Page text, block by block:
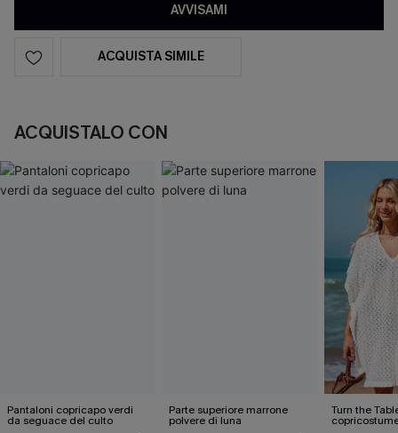
AVVISAMI
ACQUISTA SIMILE
ACQUISTALO CON
Pantaloni copricapo verdi
da seguace del culto
Parte superiore marrone
polvere di luna
Turn the